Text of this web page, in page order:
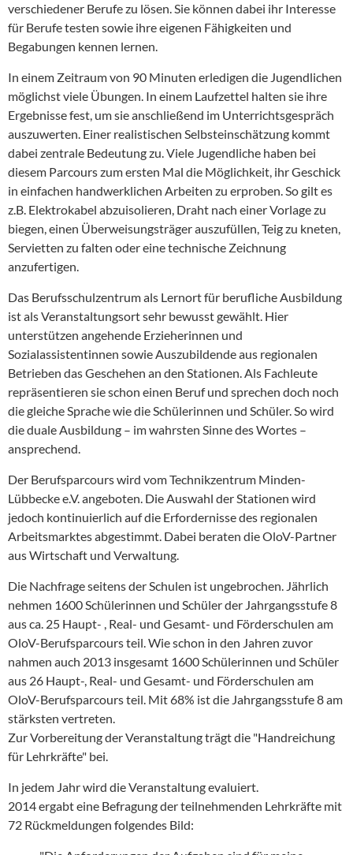
verschiedener Berufe zu lösen. Sie können dabei ihr Interesse
für Berufe testen sowie ihre eigenen Fähigkeiten und
Begabungen kennen lernen.
In einem Zeitraum von 90 Minuten erledigen die Jugendlichen
möglichst viele Übungen. In einem Laufzettel halten sie ihre
Ergebnisse fest, um sie anschließend im Unterrichtsgespräch
auszuwerten. Einer realistischen Selbsteinschätzung kommt
dabei zentrale Bedeutung zu. Viele Jugendliche haben bei
diesem Parcours zum ersten Mal die Möglichkeit, ihr Geschick
in einfachen handwerklichen Arbeiten zu erproben. So gilt es
z.B. Elektrokabel abzuisolieren, Draht nach einer Vorlage zu
biegen, einen Überweisungsträger auszufüllen, Teig zu kneten,
Servietten zu falten oder eine technische Zeichnung
anzufertigen.
Das Berufsschulzentrum als Lernort für berufliche Ausbildung
ist als Veranstaltungsort sehr bewusst gewählt. Hier
unterstützen angehende Erzieherinnen und
Sozialassistentinnen sowie Auszubildende aus regionalen
Betrieben das Geschehen an den Stationen. Als Fachleute
repräsentieren sie schon einen Beruf und sprechen doch noch
die gleiche Sprache wie die Schülerinnen und Schüler. So wird
die duale Ausbildung – im wahrsten Sinne des Wortes –
ansprechend.
Der Berufsparcours wird vom Technikzentrum Minden-
Lübbecke e.V. angeboten. Die Auswahl der Stationen wird
jedoch kontinuierlich auf die Erfordernisse des regionalen
Arbeitsmarktes abgestimmt. Dabei beraten die OloV-Partner
aus Wirtschaft und Verwaltung.
Die Nachfrage seitens der Schulen ist ungebrochen. Jährlich
nehmen 1600 Schülerinnen und Schüler der Jahrgangsstufe 8
aus ca. 25 Haupt- , Real- und Gesamt- und Förderschulen am
OloV-Berufsparcours teil. Wie schon in den Jahren zuvor
nahmen auch 2013 insgesamt 1600 Schülerinnen und Schüler
aus 26 Haupt-, Real- und Gesamt- und Förderschulen am
OloV-Berufsparcours teil. Mit 68% ist die Jahrgangsstufe 8 am
stärksten vertreten.
Zur Vorbereitung der Veranstaltung trägt die "Handreichung
für Lehrkräfte" bei.
In jedem Jahr wird die Veranstaltung evaluiert.
2014 ergabt eine Befragung der teilnehmenden Lehrkräfte mit
72 Rückmeldungen folgendes Bild: